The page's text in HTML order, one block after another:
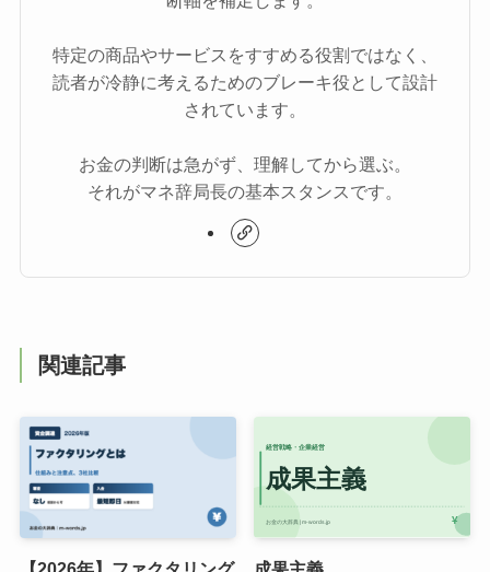
特定の商品やサービスをすすめる役割ではなく、
読者が冷静に考えるためのブレーキ役として設計
されています。
お金の判断は急がず、理解してから選ぶ。
それがマネ辞局長の基本スタンスです。
関連記事